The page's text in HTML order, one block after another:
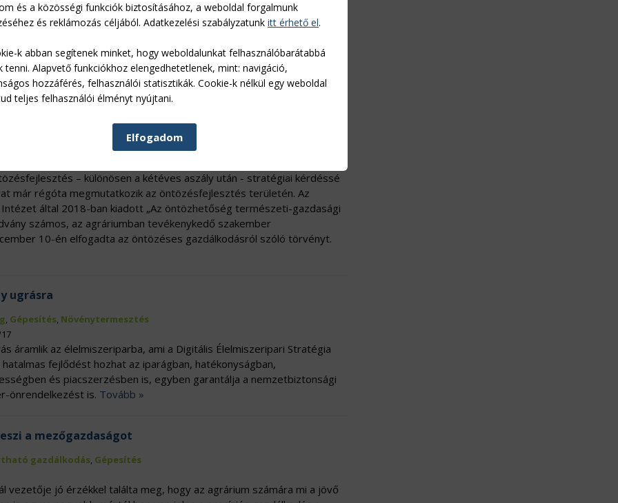
biztosítása, a környezeti feltételek megőrzése tekintetében
egyik legfontosabb erőforrásunk, a termőföld minőségének
A nagyon száraz talaj művelése rögösödéssel, porosítással
pedig jelentős szerkezetkárosodás és nagymértékű tömörödés
21
– különösen a kétéves aszály után - stratégiai kérdéssé
már régóta megmutatkozik az öntözésfejlesztés területén. Az
által 2018-ban kiadott „Az öntözhetőség természeti-gazdasági
számos, az agráriumban tevékenykedő szakember
10-én elfogadta az öntözéses gazdálkodásról szóló törvényt.
ugrásra
, Gépesítés, Növénytermesztés
áramlik az élelmiszeriparba, ami a Digitális Élelmiszeripari Stratégia
hatalmas fejlődést hozhat az iparágban, hatékonyságban,
és piacszerzésben is, egyben garantálja a nemzetbiztonsági
önrendelkezést is. Tovább »
a mezőgazdaságot
gazdálkodás, Gépesítés
vezetője jó érzékkel találta meg, hogy az agrárium számára mi a jövő
és a közösségi funkciók biztosításához, a weboldal forgalmunk
és reklámozás céljából. Adatkezelési szabályzatunk itt érhető el.
k abban segítenek minket, hogy weboldalunkat felhasználóbarátabbá
tenni. Alapvető funkciókhoz elengedhetetlenek, mint: navigáció,
hozzáférés, felhasználói statisztikák. Cookie-k nélkül egy weboldal
teljes felhasználói élményt nyújtani.
Elfogadom